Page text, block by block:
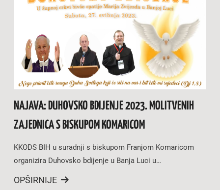
NAJAVA: DUHOVSKO BDIJENJE 2023. MOLITVENIH
ZAJEDNICA S BISKUPOM KOMARICOM
KKODS BIH u suradnji s biskupom Franjom Komaricom
organizira Duhovsko bdijenje u Banja Luci u…
OPŠIRNIJE